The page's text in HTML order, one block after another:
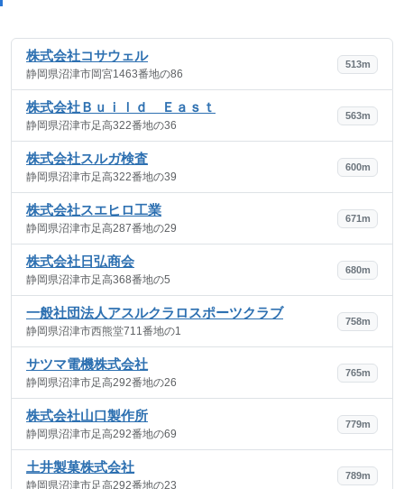
株式会社コサウェル
静岡県沼津市岡宮1463番地の86
513m
株式会社Ｂｕｉｌｄ Ｅａｓｔ
静岡県沼津市足高322番地の36
563m
株式会社スルガ検査
静岡県沼津市足高322番地の39
600m
株式会社スエヒロ工業
静岡県沼津市足高287番地の29
671m
株式会社日弘商会
静岡県沼津市足高368番地の5
680m
一般社団法人アスルクラロスポーツクラブ
静岡県沼津市西熊堂711番地の1
758m
サツマ電機株式会社
静岡県沼津市足高292番地の26
765m
株式会社山口製作所
静岡県沼津市足高292番地の69
779m
土井製菓株式会社
静岡県沼津市足高292番地の23
789m